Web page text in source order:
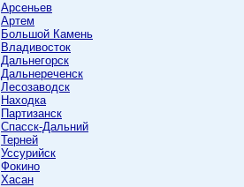
Арсеньев
Артем
Большой Камень
Владивосток
Дальнегорск
Дальнереченск
Лесозаводск
Находка
Партизанск
Спасск-Дальний
Терней
Уссурийск
Фокино
Хасан